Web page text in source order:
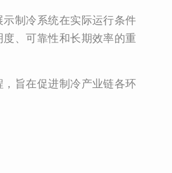
示制冷系统在实际运行条件
、可靠性和长期效率的重
旨在促进制冷产业链各环